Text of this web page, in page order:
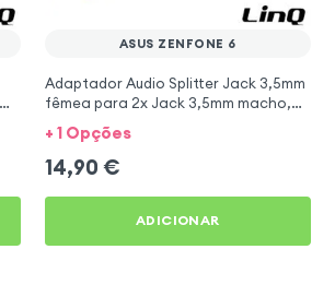
ASUS ZENFONE 6
Adaptador Audio Splitter Jack 3,5mm
fêmea para 2x Jack 3,5mm macho,
LinQ
+ 1 Opções
14,90 €
ADICIONAR